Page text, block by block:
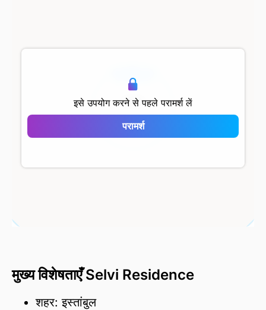
इसे उपयोग करने से पहले परामर्श लें
परामर्श
Selvi Residence
मुख्य विशेषताएँ Selvi Residence
शहर: इस्तांबुल